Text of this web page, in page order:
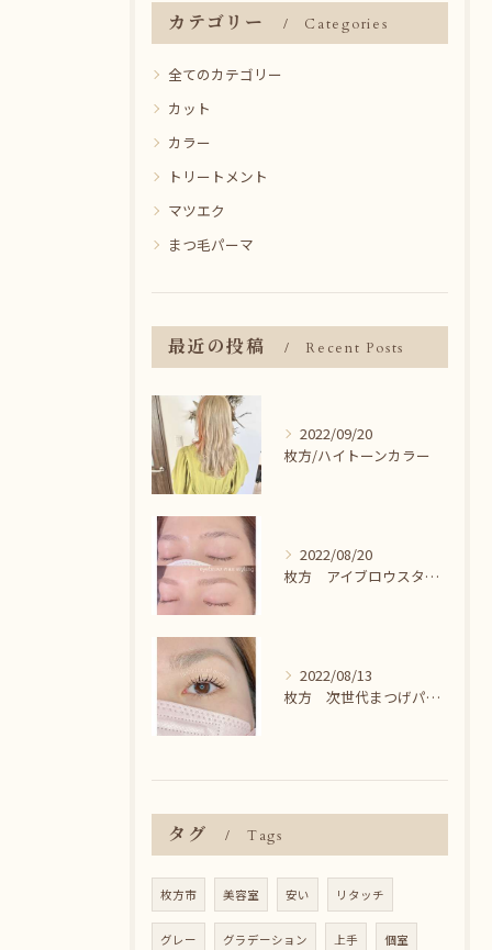
カテゴリー Categories
全てのカテゴリー
カット
カラー
トリートメント
マツエク
まつ毛パーマ
最近の投稿 Recent Posts
2022/09/20
枚方/ハイトーンカラー
2022/08/20
枚方 アイブロウスタイリング＾＾
2022/08/13
枚方 次世代まつげパーマ♪
タグ Tags
枚方市 美容室 安い リタッチ
グレー グラデーション 上手 個室